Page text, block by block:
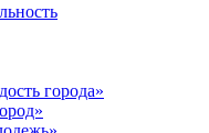
города»